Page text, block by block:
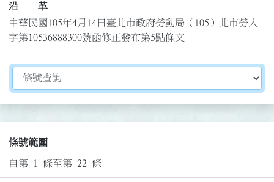
沿 革
中華民國105年4月14日臺北市政府勞動局（105）北市勞人
字第10536888300號函修正發布第5點條文
切換選擇法規資訊內容
條號範圍
自第 1 條至第 22 條